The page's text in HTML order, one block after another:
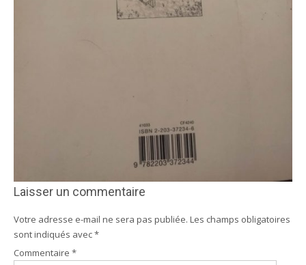
Laisser un commentaire
Votre adresse e-mail ne sera pas publiée. Les champs obligatoires
sont indiqués avec*
Commentaire *